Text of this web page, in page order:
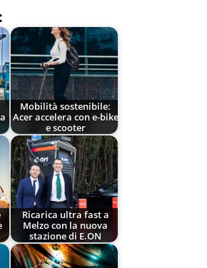
Mobilità sostenibile:
Acer accelera con e-bike
e scooter
Ricarica ultra fast a
Melzo con la nuova
stazione di E.ON